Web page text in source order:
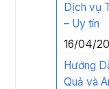
Dịch vụ
– Uy tín
16/04/
Hướng
Quả và